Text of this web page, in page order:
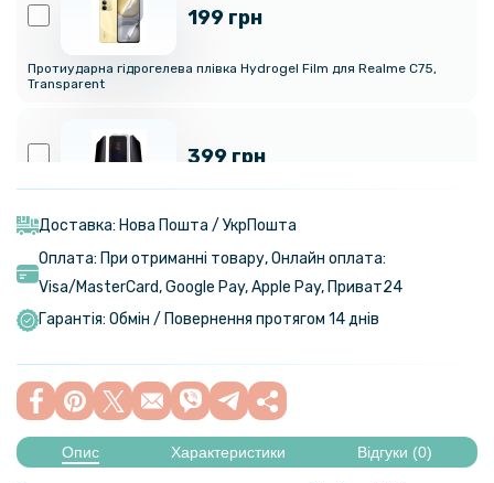
199 грн
Протиударна гідрогелева плівка Hydrogel Film для Realme C75,
Transparent
399 грн
(Антишпигун, глянцева)
299 грн
199 грн
Протиударна гідрогелева плівка Hydrogel Film для Realme C75​​​ на
Доставка: Нова Пошта / УкрПошта
Оплата: При отриманні товару, Онлайн оплата:
Visa/MasterСard, Google Pay, Apple Pay, Приват24
Гарантія: Обмін / Повернення протягом 14 днів
Опис Характеристики Відгуки (0)